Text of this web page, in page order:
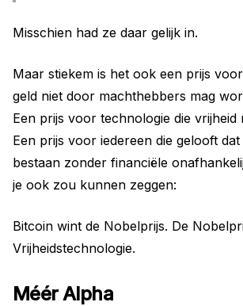
Misschien had ze daar gelijk in.
Maar stiekem is het ook een prijs
geld niet door machthebbers mag
Een prijs voor technologie die vrijheid
Een prijs voor iedereen die gelooft
bestaan zonder financiële
je ook zou kunnen zeggen:
Bitcoin wint de Nobelprijs. De
Vrijheidstechnologie.
Méér Alpha